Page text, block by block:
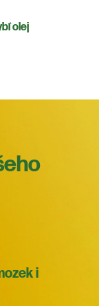
olej
i